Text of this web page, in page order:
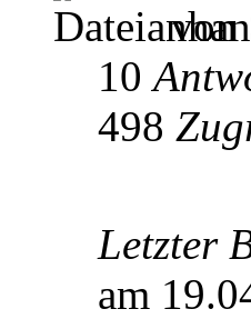
von
10
498
Letzter
am